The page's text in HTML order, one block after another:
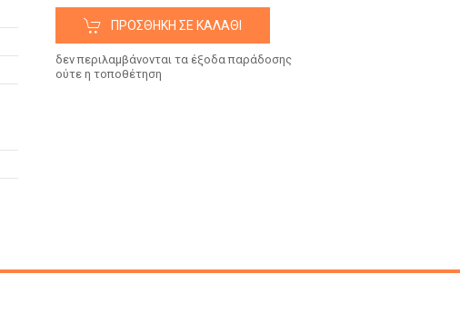
ΠΡΟΣΘΉΚΗ ΣΕ ΚΑΛΆΘΙ
δεν περιλαμβάνονται τα έξοδα παράδοσης
ούτε η τοποθέτηση